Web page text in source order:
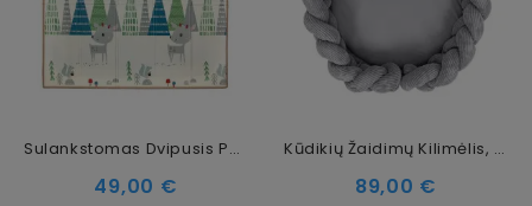
Sulankstomas Dvipusis Putų Kilimėlis Elniukai, 197 × 177 Cm
Kaina
49,00 €
Kūdikių Žaidimų Kilimėlis, Pilkas, 300 Cm
Kaina
89,00 €